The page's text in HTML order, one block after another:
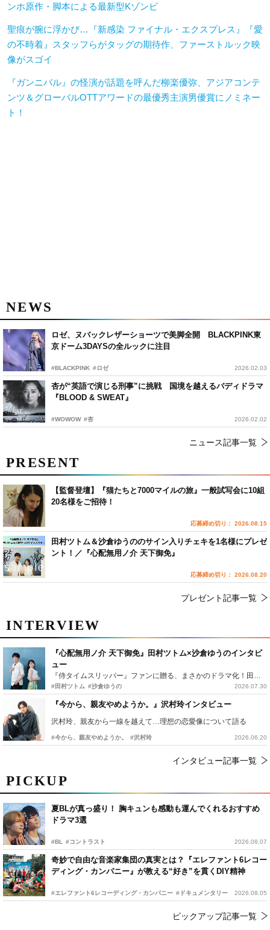
ンホ原作・脚本による最新型Kゾンビ
聖痕が腕に浮かび…『新感染 ファイナル・エクスプレス』『愛
の不時着』スタッフらがタッグの期待作、ファーストルック映
像がスゴイ
『ガンニバル』の怪演が話題を呼んだ柳楽優弥、アジアコンテ
ンツ＆グローバルOTTアワードの最優秀主演男優賞にノミネー
ト！
NEWS
ロゼ、ヌバックレザーショーツで美脚全開 BLACKPINK東
京ドーム3DAYSの全ルックに注目
#BLACKPINK #ロゼ 2026.02.03
杏が“英語で演じる刑事”に挑戦 国境を越えるバディドラマ
『BLOOD & SWEAT』
#WOWOW #杏 2026.02.02
ニュース記事一覧
PICKUP
夏BLが真っ盛り！ 胸キュンも感動も運んでくれるおすすめ
ドラマ3選
#BL #コントラスト 2026.08.07
奇妙で自由な音楽家集団の真実とは？『エレファント6レコー
ディング・カンパニー』が教える“好き”を貫くDIY精神
#エレファント6レコーディング・カンパニー #ドキュメンタリー 2026.08.05
ピックアップ記事一覧
INTERVIEW
『心配無用ノ介 天下御免』田村ツトム×沙倉ゆうのインタビ
ュー
『侍タイムスリッパー』ファンに贈る、まさかのドラマ化！田村ツトム×沙倉ゆうのが語る『心配無用ノ介』撮影秘話
#田村ツトム #沙倉ゆうの 2026.07.30
『今から、親友やめようか。』沢村玲インタビュー
沢村玲、親友から一線を越えて…理想の恋愛像について語る
#今から、親友やめようか。 #沢村玲 2026.06.20
インタビュー記事一覧
PRESENT
【監督登壇】『猫たちと7000マイルの旅』一般試写会に10組
20名様をご招待！
応募締め切り： 2026.08.15
田村ツトム＆沙倉ゆうののサイン入りチェキを1名様にプレゼ
ント！／『心配無用ノ介 天下御免』
応募締め切り： 2026.08.20
プレゼント記事一覧